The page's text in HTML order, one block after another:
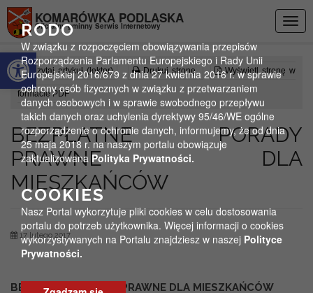
Otwórz pasek narzędzi
KOMARÓWKA PODLASKA
Oficjalny gminny Serwis Internetowy
Czytaj artykuł (lektor) Drukuj stronę Wyświetl stronę w
formacie PDF
BEZPŁATNE PORADY
PRAWNE DLA
MIESZKAŃCÓW
17 lutego 2017
BEZPŁATNE PORADY PRAWNE DLA MIESZKAŃCÓW
RODO
W związku z rozpoczęciem obowiązywania przepisów
Rozporządzenia Parlamentu Europejskiego i Rady Unii
Europejskiej 2016/679 z dnia 27 kwietnia 2016 r. w sprawie
ochrony osób fizycznych w związku z przetwarzaniem
danych osobowych i w sprawie swobodnego przepływu
takich danych oraz uchylenia dyrektywy 95/46/WE ogólne
rozporządzenie o ochronie danych, informujemy, że od dnia
25 maja 2018 r. na naszym portalu obowiązuje
zaktualizowana Polityka Prywatności.
COOKIES
Nasz Portal wykorzytuje pliki cookies w celu dostosowania
portalu do potrzeb użytkownika. Więcej informacji o cookies
wykorzystywanych na Portalu znajdziesz w naszej Polityce
Prywatności.